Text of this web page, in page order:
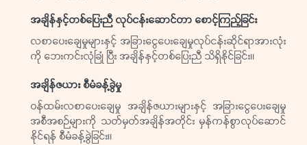
အချိန်နှင့်တစ်ပြေးညီ လုပ်ငန်းဆောင်တာ စောင့်ကြည့်ခြင်း
လစာပေးချေမှုများနှင့် အခြားငွေပေးချေမှုလုပ်ငန်းဆိုင်ရာအားလုံး
ကို ဘေးကင်းလုံခြုံ ပြီး အချိန်နှင့်တစ်ပြေးညီ သိရှိနိုင်ခြင်း။
အချိန်ဇယား စီမံခန့်ခွဲမှု
ဝန်ထမ်းလစာပေးချေမှု အချိန်ဇယားများနှင့် အခြားငွေပေးချေမှု
အစီအစဉ်များကို သတ်မှတ်အချိန်အတိုင်း မှန်ကန်စွာလုပ်ဆောင်
နိုင်ရန် စီမံခန့်ခွဲခြင်း။